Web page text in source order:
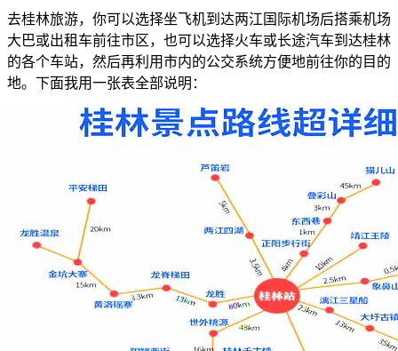
去桂林旅游，你可以选择坐飞机到达两江国际机场后搭乘机场
大巴或出租车前往市区，也可以选择火车或长途汽车到达桂林
的各个车站，然后再利用市内的公交系统方便地前往你的目的
地。下面我用一张表全部说明：